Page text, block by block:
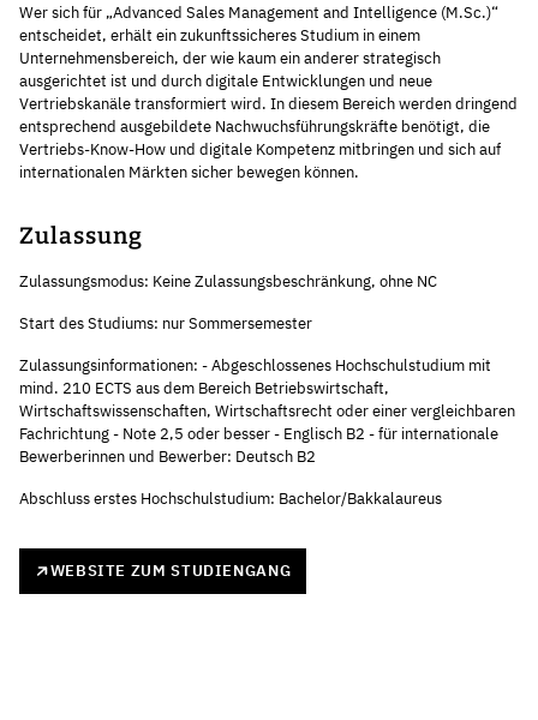
Wer sich für „Advanced Sales Management and Intelligence (M.Sc.)“
entscheidet, erhält ein zukunftssicheres Studium in einem
Unternehmensbereich, der wie kaum ein anderer strategisch
ausgerichtet ist und durch digitale Entwicklungen und neue
Vertriebskanäle transformiert wird. In diesem Bereich werden dringend
entsprechend ausgebildete Nachwuchsführungskräfte benötigt, die
Vertriebs-Know-How und digitale Kompetenz mitbringen und sich auf
internationalen Märkten sicher bewegen können.
Zulassung
Zulassungsmodus: Keine Zulassungsbeschränkung, ohne NC
Start des Studiums: nur Sommersemester
Zulassungsinformationen: - Abgeschlossenes Hochschulstudium mit
mind. 210 ECTS aus dem Bereich Betriebswirtschaft,
Wirtschaftswissenschaften, Wirtschaftsrecht oder einer vergleichbaren
Fachrichtung - Note 2,5 oder besser - Englisch B2 - für internationale
Bewerberinnen und Bewerber: Deutsch B2
Abschluss erstes Hochschulstudium: Bachelor/Bakkalaureus
WEBSITE ZUM STUDIENGANG